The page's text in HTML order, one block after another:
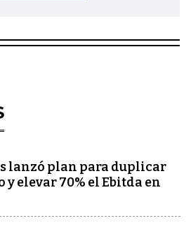
lanzó plan para duplicar
elevar 70% el Ebitda en